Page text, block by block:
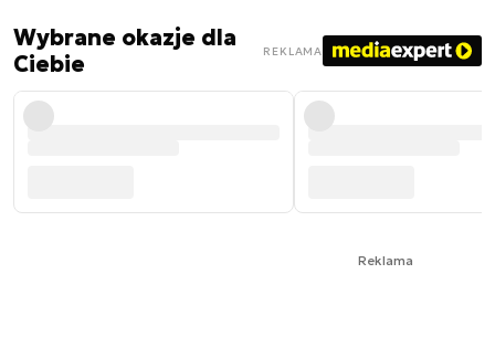
Wybrane okazje dla
Ciebie
REKLAMA
Reklama